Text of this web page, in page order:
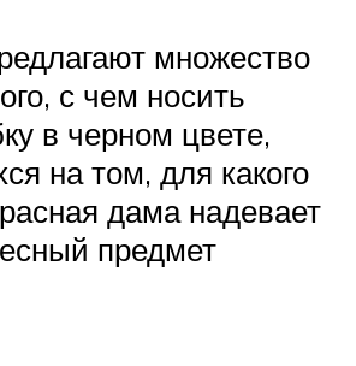
множество
с чем носить
в черном цвете,
на том, для какого
дама надевает
предмет